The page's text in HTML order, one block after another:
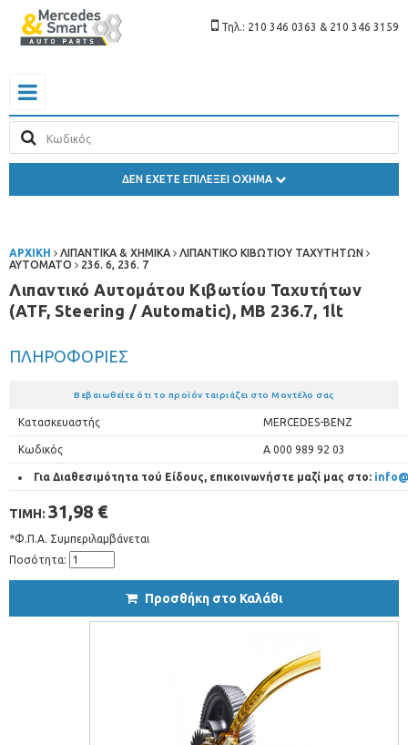
Τηλ.: 210 346 0363 & 210 346 3159
ΔΕΝ ΕΧΕΤΕ ΕΠΙΛΕΞΕΙ ΟΧΗΜΑ
ΑΡΧΙΚΗ ΛΙΠΑΝΤΙΚΑ & ΧΗΜΙΚΑ
ΛΙΠΑΝΤΙΚΟ ΚΙΒΩΤΙΟΥ ΤΑΧΥΤΗΤΩΝ
ΑΥΤΟΜΑΤΟ
236. 6, 236. 7
Λιπαντικό Αυτομάτου Κιβωτίου Ταχυτήτων
(ATF, Steering / Automatic), MB 236.7, 1lt
ΠΛΗΡΟΦΟΡΙΕΣ
Βεβαιωθείτε ότι το προϊόν ταιριάζει στο Μοντέλο σας
Κατασκευαστής MERCEDES-BENZ
Κωδικός A 000 989 92 03
Για Διαθεσιμότητα τού Είδους, επικοινωνήστε μαζί μας στο:
ΤΙΜΗ: 31,98 €
*Φ.Π.Α. Συμπεριλαμβάνεται
Ποσότητα:
Προσθήκη στο Καλάθι